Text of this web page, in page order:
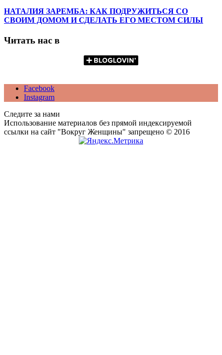
НАТАЛИЯ ЗАРЕМБА: КАК ПОДРУЖИТЬСЯ СО
СВОИМ ДОМОМ И СДЕЛАТЬ ЕГО МЕСТОМ СИЛЫ
Читать нас в
Facebook
Instagram
Следите за нами
Использование материалов без прямой индексируемой
ссылки на сайт "Вокруг Женщины" запрещено © 2016